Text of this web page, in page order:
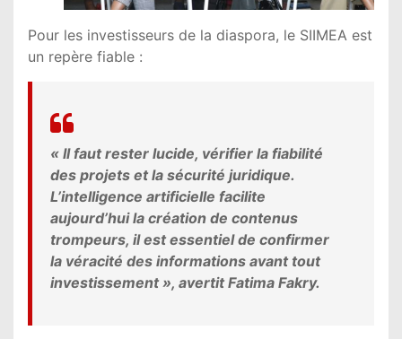
Pour les investisseurs de la diaspora, le SIIMEA est
un repère fiable :
« Il faut rester lucide, vérifier la fiabilité
des projets et la sécurité juridique.
L’intelligence artificielle facilite
aujourd’hui la création de contenus
trompeurs, il est essentiel de confirmer
la véracité des informations avant tout
investissement », avertit Fatima Fakry.